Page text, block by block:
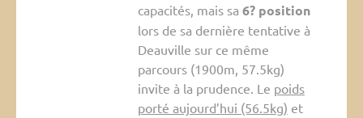
capacités, mais sa 6? position
lors de sa dernière tentative à
Deauville sur ce même
parcours (1900m, 57.5kg)
invite à la prudence. Le poids
porté aujourd’hui (56.5kg) et